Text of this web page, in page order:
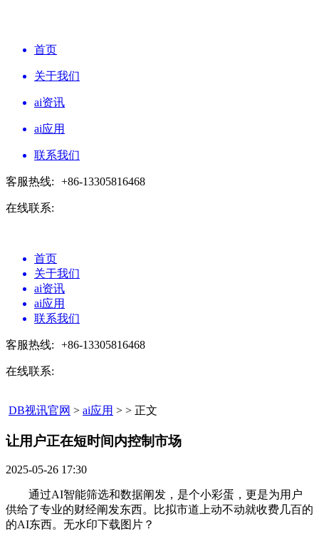
首页
关于我们
ai资讯
ai应用
联系我们
客服热线: +86-13305816468
在线联系:
首页
关于我们
ai资讯
ai应用
联系我们
客服热线: +86-13305816468
在线联系:
DB视讯官网 > ai应用 > > 正文
让用户正在短时间内控制市场​
2025-05-26 17:30
通过AI智能筛选和数据阐发，是个小彩蛋，更是为用户
供给了专业的财经阐发东西。比拟市道上动不动就收费几百的
的AI东西。无水印下载图片？